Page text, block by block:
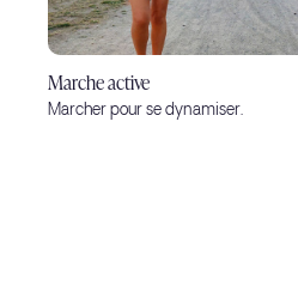
Marche active
Marcher pour se dynamiser.